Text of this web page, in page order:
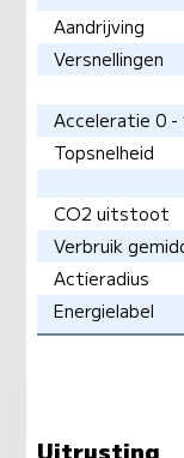
Aandrijving
Versnellingen
Acceleratie 0 -
Topsnelheid
CO2 uitstoot
Verbruik
Actieradius
Energielabel
Uitrusting